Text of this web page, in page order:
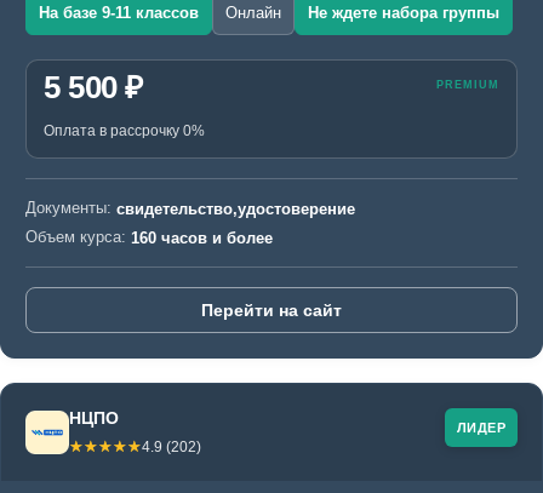
На базе 9-11 классов Онлайн Не ждете набора группы
5 500 ₽
Оплата в рассрочку 0%
Документы: свидетельство,удостоверение
Объем курса: 160 часов и более
Перейти на сайт
ЛИДЕР
НЦПО
☆☆☆☆☆
★★★★★4.9 (202)